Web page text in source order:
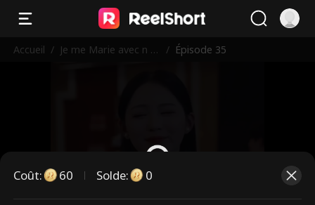
Accueil / Je me Marie avec n M
/ Épisode 35
Coût: 60 Solde: 0